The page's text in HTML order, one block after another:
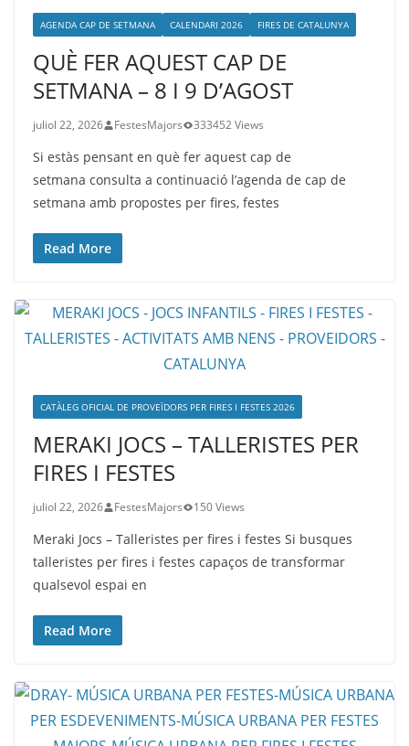
AGENDA CAP DE SETMANA CALENDARI 2026 FIRES DE CATALUNYA
QUÈ FER AQUEST CAP DE
SETMANA – 8 I 9 D’AGOST
juliol 22, 2026 FestesMajors 333452 Views
Si estàs pensant en què fer aquest cap de
setmana consulta a continuació l’agenda de cap de
setmana amb propostes per fires, festes
Read More
CATÀLEG OFICIAL DE PROVEÏDORS PER FIRES I FESTES 2026
MERAKI JOCS – TALLERISTES PER
FIRES I FESTES
juliol 22, 2026 FestesMajors 150 Views
Meraki Jocs – Talleristes per fires i festes Si busques
talleristes per fires i festes capaços de transformar
qualsevol espai en
Read More